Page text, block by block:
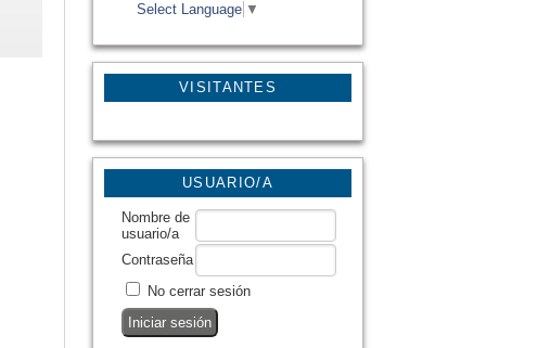
Select Language ▼
VISITANTES
USUARIO/A
Nombre de
usuario/a
Contraseña
No cerrar sesión